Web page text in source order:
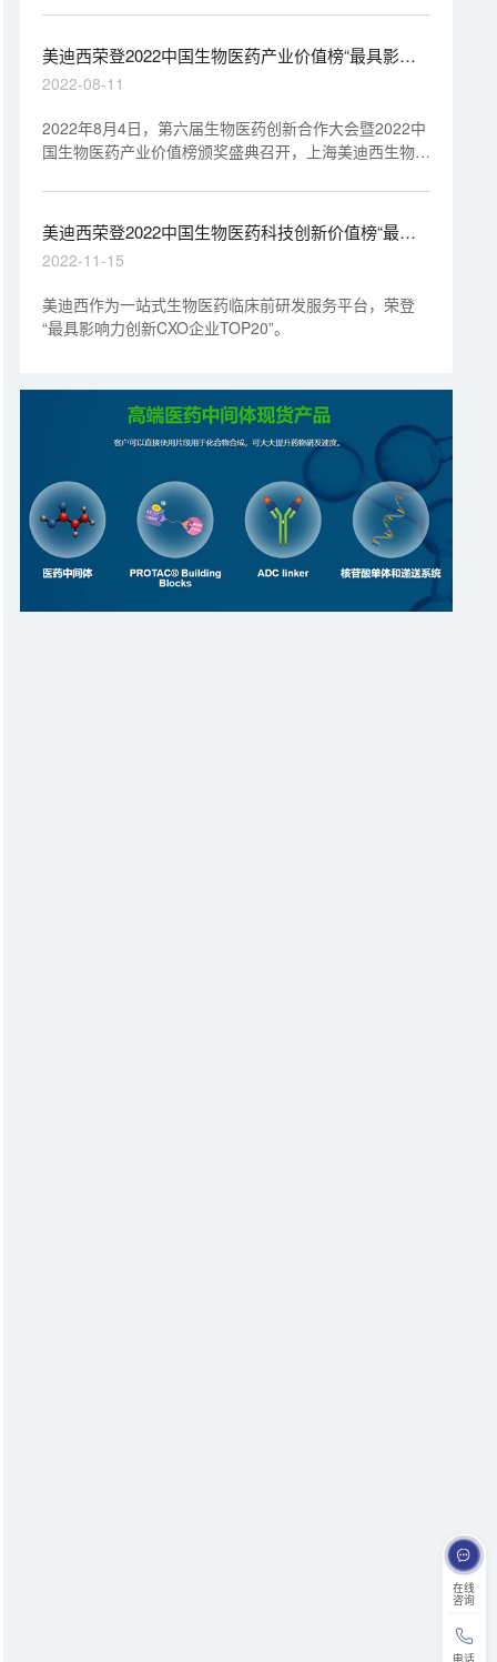
在线
咨询
电话
物医药股份有限公司（以下简称“美迪西”）荣登“中国
CXO（含CDMO）企业TOP20排行榜”。这也是美迪西连
续4年获此殊荣。
美迪西荣登2022中国生物医药产业价值榜“最具影响
力CXO企业TOP20”
2022-08-11
2022年8月4日，第六届生物医药创新合作大会暨2022中
国生物医药产业价值榜颁奖盛典召开，上海美迪西生物医
CXO企业TOP20”榜单。
美迪西荣登2022中国生物医药科技创新价值榜“最具
影响力创新CXO企业”
2022-11-15
美迪西作为一站式生物医药临床前研发服务平台，荣登
“最具影响力创新CXO企业TOP20”。